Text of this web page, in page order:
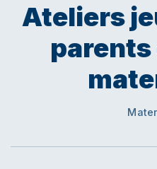
Ateliers
parents